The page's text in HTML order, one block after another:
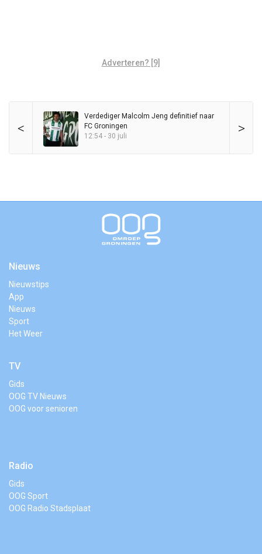
Adverteren? [9]
< >
Verdediger Malcolm Jeng definitief naar
FC Groningen
12:54 - 30 juli
Nieuws
Nieuwstips
App
Nieuws
Sport
Het Weer
TV
Gids
OOG TV Nieuws
OOG voor senioren
Radio
Gids
OOG Sport
OOG Radio Stadsplaat